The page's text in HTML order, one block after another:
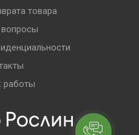
товара
работы